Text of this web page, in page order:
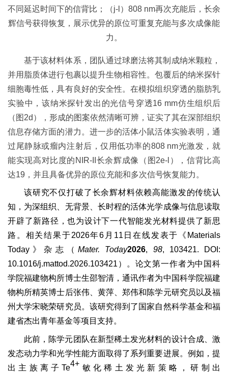
不同延迟时间下的信背比；（j-l）808 nm再次充能后，长余
辉信号获得恢复，展示优异的原位可重复充能与多次成像能
力。
基于该材料体系，团队通过球磨法将其制成纳米颗粒，
并用脂质体进行包裹以提升生物相容性。包覆后的纳米探针
细胞毒性低，具有良好的安全性。在模拟组织穿透的脂肪乳
实验中，该纳米探针发出的光信号穿透16 mm仿生组织后
（图2d），形成的图案依然清晰可辨，证实了其在深部组织
信息存储方面的潜力。进一步的活体小鼠活体实验表明，通
过尾静脉或瘤内注射后，仅用低功率的808 nm光激发，就
能实现高对比度的NIR-II长余辉成像（图2e-l），信背比高
达19，并且具备优异的原位充能和多次信号恢复能力。
该研究不仅打破了长余辉材料依赖高能激发的传统认
知，为深组织、无背景、长时程的活体光学成像与信息读取
开辟了新路径，也为设计下一代智能发光材料提供了新思
路。相关结果于2026年6月11日在线发表于《Materials
Today》杂志（Mater. Today2026, 98, 103421. DOI:
10.1016/j.mattod.2026.103421）。论文第一作者为中国科
学院福建物构所博士生邵智清，通讯作者为中国科学院福建
物构所精英博士后张伟、黄萍、郑伟和陈学元研究员以及福
州大学宋晓荣研究员。该研究得到了国家自然科学基金和福
建省杰出青年基金等项目支持。
此前，陈学元团队在新型稀土发光材料的设计合成、激
发态动力学和光学性能方面取得了系列重要进展。例如，提
出主族离子Te4+ 敏化稀土发光新策略，研制出